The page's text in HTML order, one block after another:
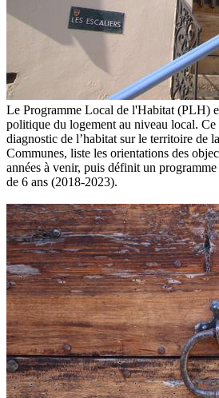
Le Programme Local de l'Habitat (PLH)
politique du logement au niveau local.
diagnostic de l’habitat sur le territoire de
Communes, liste les orientations des
années à venir, puis définit un
de 6 ans (2018-2023).